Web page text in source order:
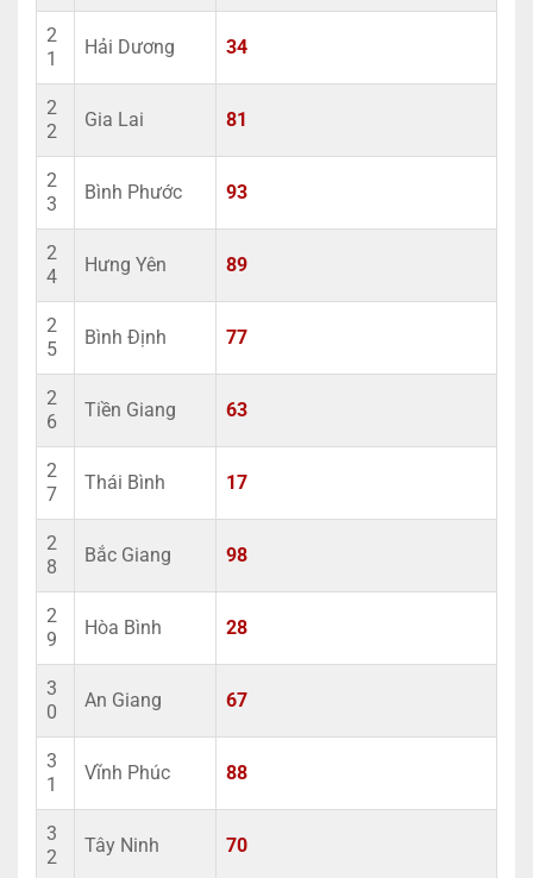
2
1
Hải Dương 34
2
2
Gia Lai 81
2
3
Bình Phước 93
2
4
Hưng Yên 89
2
5
Bình Định 77
2
6
Tiền Giang 63
2
7
Thái Bình 17
2
8
Bắc Giang 98
2
9
Hòa Bình 28
3
0
An Giang 67
3
1
Vĩnh Phúc 88
3
2
Tây Ninh 70